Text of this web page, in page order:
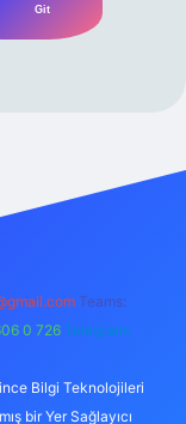
Teams:
0 726 Telegram:
Bilgi Teknolojileri
bir Yer Sağlayıcı